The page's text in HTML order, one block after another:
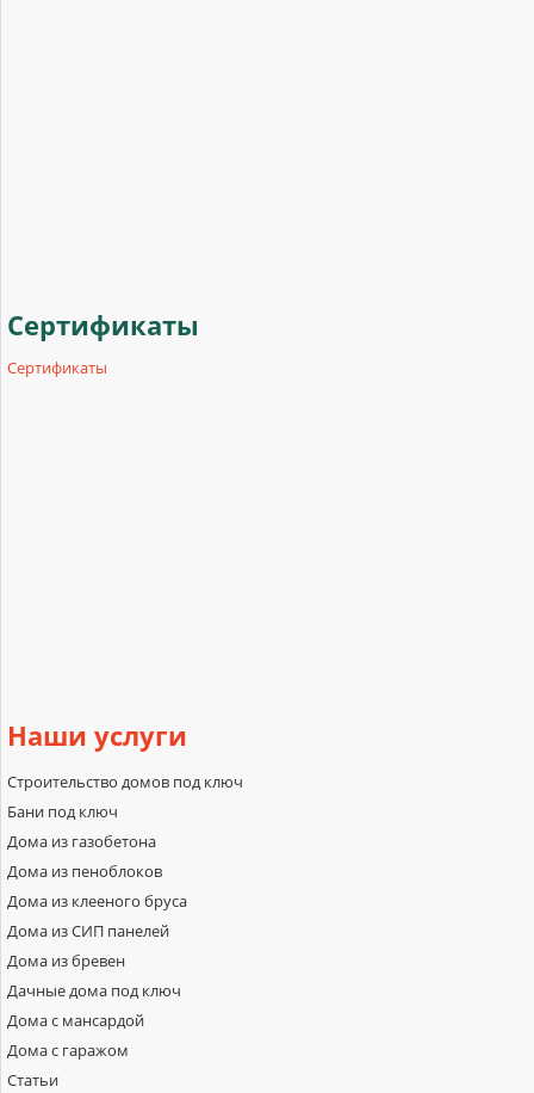
Сертификаты
Сертификаты
Наши услуги
Строительство домов под ключ
Бани под ключ
Дома из газобетона
Дома из пеноблоков
Дома из клееного бруса
Дома из СИП панелей
Дома из бревен
Дачные дома под ключ
Дома с мансардой
Дома с гаражом
Статьи